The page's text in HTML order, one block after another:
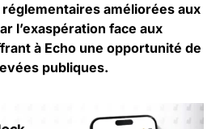
améliorées aux
l’exaspération face aux
à Echo une opportunité de
publiques.